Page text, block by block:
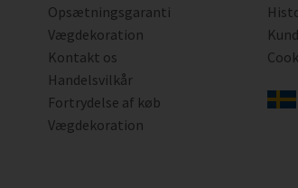
Opsætningsgaranti
Vægdekoration
Kontakt os
Handelsvilkår
Fortrydelse af køb
Vægdekoration